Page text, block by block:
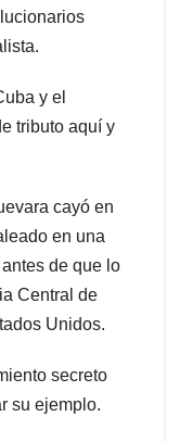
y el
tributo aquí y
cayó en
en una
de que lo
Central de
Unidos.
secreto
su ejemplo.